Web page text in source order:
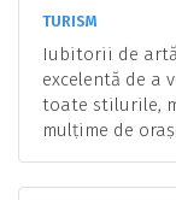
TURISM
Iubitorii de
excelentă de a
toate stilurile,
mulțime de